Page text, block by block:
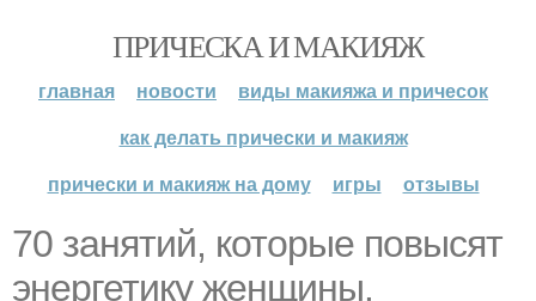
ПРИЧЕСКА И МАКИЯЖ
главная новости
виды макияжа и причесок
как делать прически и макияж
прически и макияж на дому
игры отзывы
70 занятий, которые повысят
энергетику женщины.